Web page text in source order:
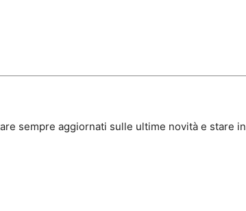
sempre aggiornati sulle ultime novità e stare in